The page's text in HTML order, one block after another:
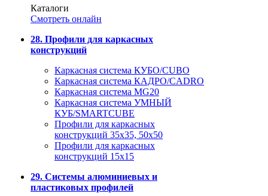
Каталоги
Смотреть онлайн
28. Профили для каркасных
конструкций
Каркасная система КУБО/CUBO
Каркасная система КАДРО/CADRO
Каркасная система MG20
Каркасная система УМНЫЙ
КУБ/SMARTCUBE
Профили для каркасных
конструкций 35x35, 50x50
Профили для каркасных
конструкций 15х15
29. Системы алюминиевых и
пластиковых профилей